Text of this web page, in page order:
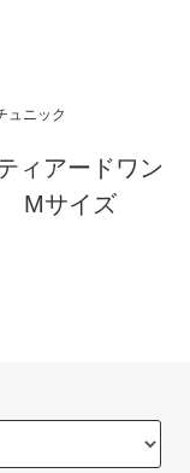
ュニック
ィアードワン
Mサイズ